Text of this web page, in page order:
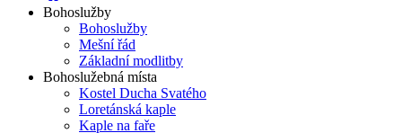
Bohoslužby
Bohoslužby
Mešní řád
Základní modlitby
Bohoslužebná místa
Kostel Ducha Svatého
Loretánská kaple
Kaple na faře